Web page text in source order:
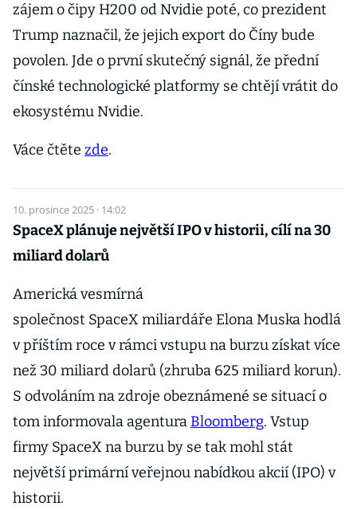
zájem o čipy H200 od Nvidie poté, co prezident
Trump naznačil, že jejich export do Číny bude
povolen. Jde o první skutečný signál, že přední
čínské technologické platformy se chtějí vrátit do
ekosystému Nvidie.
Váce čtěte zde.
10. prosince 2025 · 14:02
SpaceX plánuje největší IPO v historii, cílí na 30
miliard dolarů
Americká vesmírná
společnost SpaceX miliardáře Elona Muska hodlá
v příštím roce v rámci vstupu na burzu získat více
než 30 miliard dolarů (zhruba 625 miliard korun).
S odvoláním na zdroje obeznámené se situací o
tom informovala agenturaBloomberg. Vstup
firmy SpaceX na burzu by se tak mohl stát
největší primární veřejnou nabídkou akcií (IPO) v
historii.